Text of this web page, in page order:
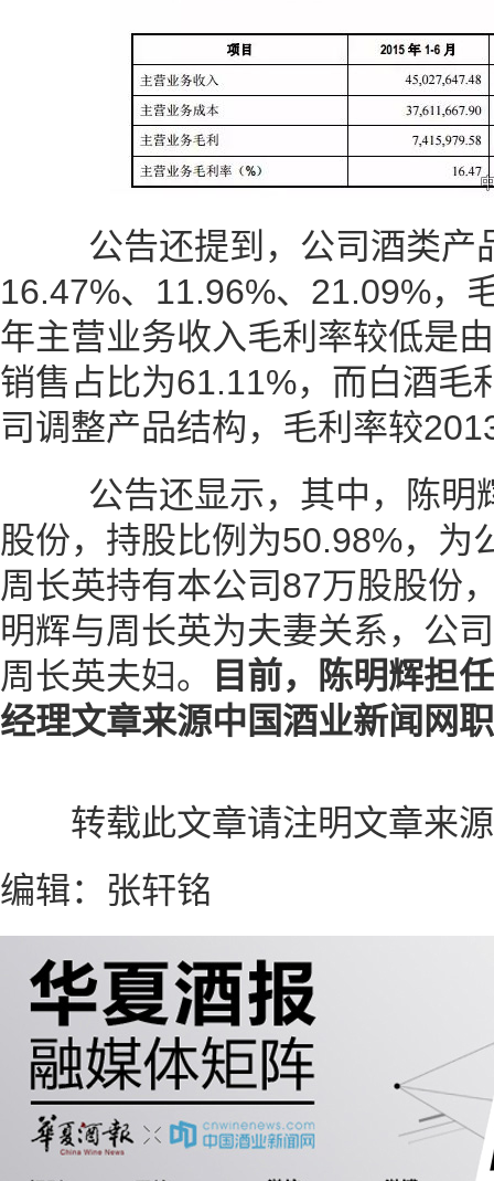
公告还提到，公司酒类产
16.47%、11.96%、21.09%，
年主营业务收入毛利率较低是
销售占比为61.11%，而白酒毛
司调整产品结构，毛利率较
公告还显示，其中，陈明
股份，持股比例为50.98%，为
周长英持有本公司87万股股份
明辉与周长英为夫妻关系，公
周长英夫妇。
目前，陈明辉担
经理文章来源中国酒业新闻网
转载此文章请注明文章来源
编辑：张轩铭